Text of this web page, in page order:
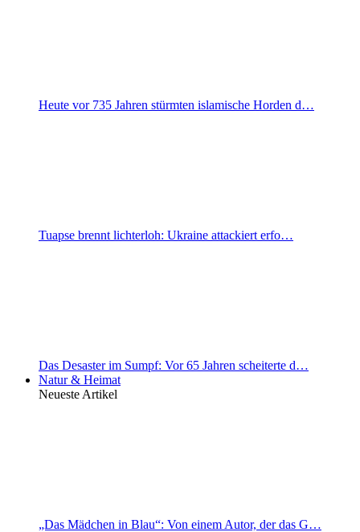
Heute vor 735 Jahren stürmten islamische Horden d…
Tuapse brennt lichterloh: Ukraine attackiert erfo…
Das Desaster im Sumpf: Vor 65 Jahren scheiterte d…
Natur & Heimat
Neueste Artikel
„Das Mädchen in Blau“: Von einem Autor, der das G…